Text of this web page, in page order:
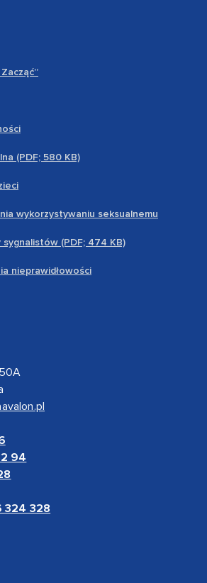
(PDF; 580 KB)
wykorzystywaniu seksualnemu
(PDF; 474 KB)
nieprawidłowości
94
324 328